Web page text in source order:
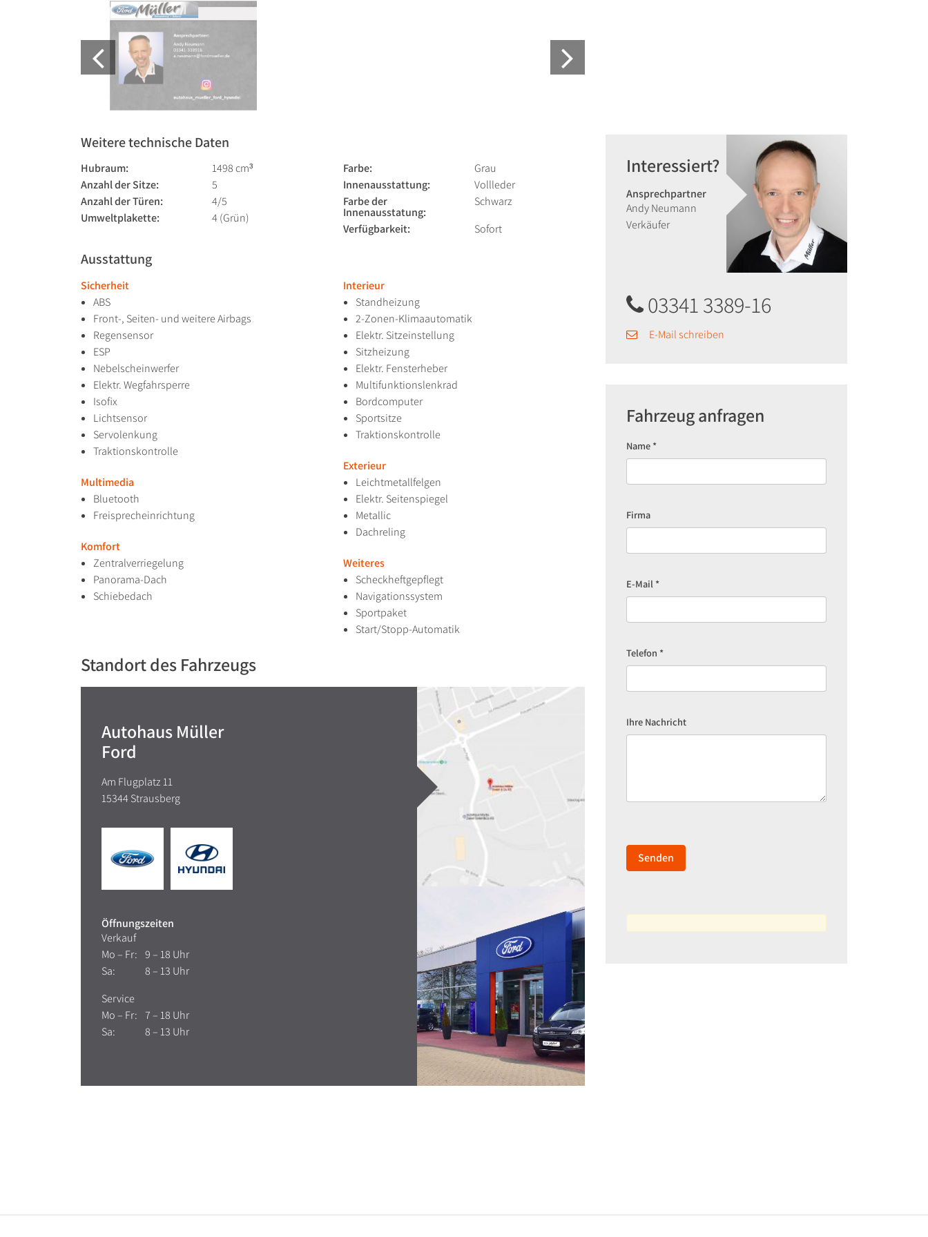
Weitere technische Daten
Hubraum:
1498 cm³
Anzahl der Sitze:
5
Anzahl der Türen:
4/5
Umweltplakette:
4 (Grün)
Farbe:
Grau
Innenausstattung:
Vollleder
Farbe der
Innenausstatung:
Schwarz
Verfügbarkeit:
Sofort
Ausstattung
Sicherheit
ABS
Front-, Seiten- und weitere Airbags
Regensensor
ESP
Nebelscheinwerfer
Elektr. Wegfahrsperre
Isofix
Lichtsensor
Servolenkung
Traktionskontrolle
Multimedia
Bluetooth
Freisprecheinrichtung
Komfort
Zentralverriegelung
Panorama-Dach
Schiebedach
Interieur
Standheizung
2-Zonen-Klimaautomatik
Elektr. Sitzeinstellung
Sitzheizung
Elektr. Fensterheber
Multifunktionslenkrad
Bordcomputer
Sportsitze
Traktionskontrolle
Exterieur
Leichtmetallfelgen
Elektr. Seitenspiegel
Metallic
Dachreling
Weiteres
Scheckheftgepflegt
Navigationssystem
Sportpaket
Start/Stopp-Automatik
Standort des Fahrzeugs
Autohaus Müller
Ford
Am Flugplatz 11
15344 Strausberg
Öffnungszeiten
Verkauf
Mo – Fr: 9 – 18 Uhr
Sa:
8 – 13 Uhr
Service
Mo – Fr: 7 – 18 Uhr
Sa:
8 – 13 Uhr
Interessiert?
Ansprechpartner
Andy Neumann
Verkäufer
03341 3389-16
E-Mail schreiben
Fahrzeug anfragen
Name *
Firma
E-Mail *
Telefon *
Ihre Nachricht